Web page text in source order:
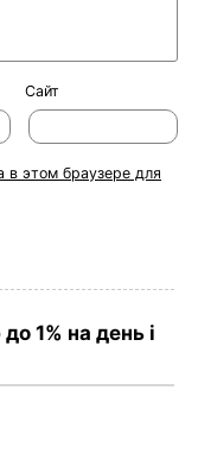
Сайт
в этом браузере для
1% на день і